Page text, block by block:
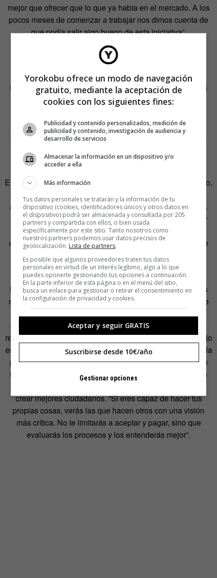
mejor que ofrecer que lo que ya había en el mercado. A los
pocos meses de comenzar a trabajar nos dimos cuenta de
que podía salir algo bueno de esta iniciativa”.
El kit, que no es el más básico que pueden ofrecer según
Banzi, incluye más componentes de los requeridos en los
quince proyectos iniciales. La idea es que, una vez
comenzar a volar libremente por el universo Arduino. El
principal problema de la caja para dar los primeros pasos
personas preferirán utilizarlo para decorar sus casas.
El estudio turinés ToDo, cuyo cofundador es Giorgio Olivero,
se ha ocupado de la concepción del paquete. Olivero era
alumno de Massimo Banzi en Ivrea, donde nació Arduino.
Por esa circunstancia, “es una persona que entiende muy
bien el proceso de enseñanza en todo este tema. Como
dice el diseñador, es la primera vez que Arduino no vende
únicamente una placa, sino una experiencia completa”,
declara el creador de la plataforma.
Los planes futuros de Arduino pasan por acercar aún más
sus productos al usuario no letrado. Todo tiene un cariz de
disfrutar internet, como las que ofrecen ciertas tabletas, te
relegan al papel de actor semipasivo del proceso. Tu trabajo
es ser consumidor de contenido propietario. Creemos que la
programación, la electrónica o los microcontroladores son
tecnologías que liberan a las personas convirtiéndolas en
crear mejores ciudadanos. “Si eres capaz de hacer tus
propias cosas, verás las que hacen otros con una visión
más crítica. No te limitarás a aceptar y pagar, sino que
evaluarás los procesos y los entenderás mejor”.
Yorokobu ofrece un modo de navegación
gratuito, mediante la aceptación de
cookies con los siguientes fines:
Publicidad y contenido personalizados, medición de
publicidad y contenido, investigación de audiencia y
desarrollo de servicios
Almacenar la información en un dispositivo y/o
acceder a ella
Más información
Tus datos personales se tratarán y la información de tu
dispositivo (cookies, identificadores únicos y otros datos en
el dispositivo) podrá ser almacenada y consultada por 205
partners y compartida con ellos, o bien usada
específicamente por este sitio. Tanto nosotros como
nuestros partners podemos usar datos precisos de
geolocalización. Lista de partners.
Es posible que algunos proveedores traten tus datos
personales en virtud de un interés legítimo, algo a lo que
puedes oponerte gestionando tus opciones a continuación.
En la parte inferior de esta página o en el menú del sitio,
busca un enlace para gestionar o retirar el consentimiento en
la configuración de privacidad y cookies.
Aceptar y seguir GRATIS
Suscribirse desde 10€/año
Gestionar opciones